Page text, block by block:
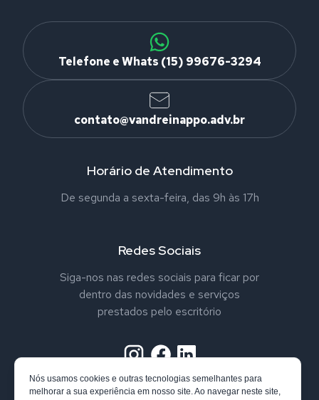
Telefone e Whats (15) 99676-3294
contato@vandreinappo.adv.br
Horário de Atendimento
De segunda a sexta-feira, das 9h às 17h
Redes Sociais
Siga-nos nas redes sociais para ficar por
dentro das novidades e serviços
prestados pelo escritório
Nós usamos cookies e outras tecnologias semelhantes para
melhorar a sua experiência em nosso site. Ao navegar neste site,